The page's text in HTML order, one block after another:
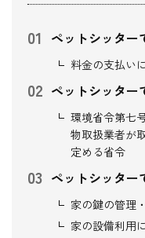
ペットシッター
料金の支払い
ペットシッター
環境省令第七
物取扱業者が
定める省令
ペットシッター
家の鍵の管理
家の設備利用